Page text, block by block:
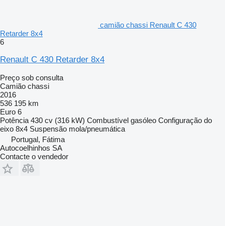
camião chassi Renault C 430
Retarder 8x4
6
Renault C 430 Retarder 8x4
Preço sob consulta
Camião chassi
2016
536 195 km
Euro 6
Potência 430 cv (316 kW) Combustível gasóleo Configuração do
eixo 8x4 Suspensão mola/pneumática
Portugal, Fátima
Autocoelhinhos SA
Contacte o vendedor